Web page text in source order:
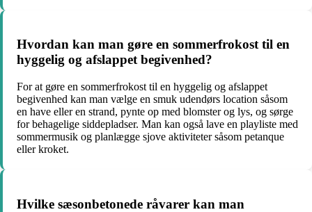
Hvordan kan man gøre en sommerfrokost til en
hyggelig og afslappet begivenhed?
For at gøre en sommerfrokost til en hyggelig og afslappet
begivenhed kan man vælge en smuk udendørs location såsom
en have eller en strand, pynte op med blomster og lys, og sørge
for behagelige siddepladser. Man kan også lave en playliste med
sommermusik og planlægge sjove aktiviteter såsom petanque
eller kroket.
Hvilke sæsonbetonede råvarer kan man